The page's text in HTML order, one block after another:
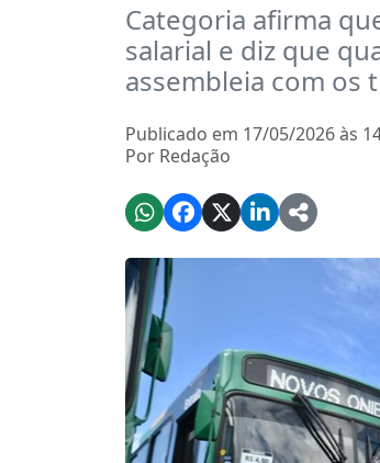
Categoria afirma
salarial e diz que
assembleia com os
Publicado em 17/05/2026 às
Por Redação